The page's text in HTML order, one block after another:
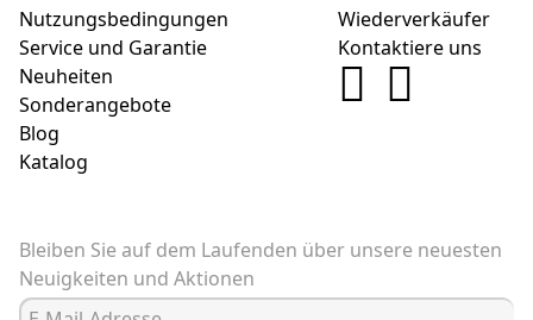
Nutzungsbedingungen
Service und Garantie
Neuheiten
Sonderangebote
Blog
Katalog
Wiederverkäufer
Kontaktiere uns
Bleiben Sie auf dem Laufenden über unsere neuesten
Neuigkeiten und Aktionen